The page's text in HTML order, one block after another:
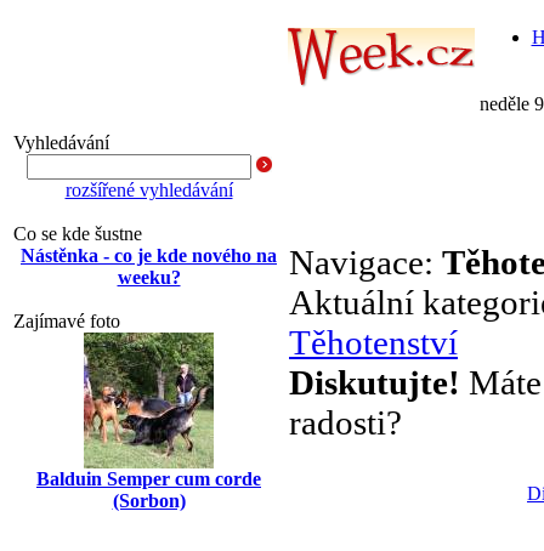
neděle
Vyhledávání
rozšířené vyhledávání
Co se kde šustne
Nástěnka - co je kde nového na
weeku?
Zajímavé foto
Balduin Semper cum corde
(Sorbon)
Navigace:
Aktuální
Těhotenství
Diskutujte!
radosti?